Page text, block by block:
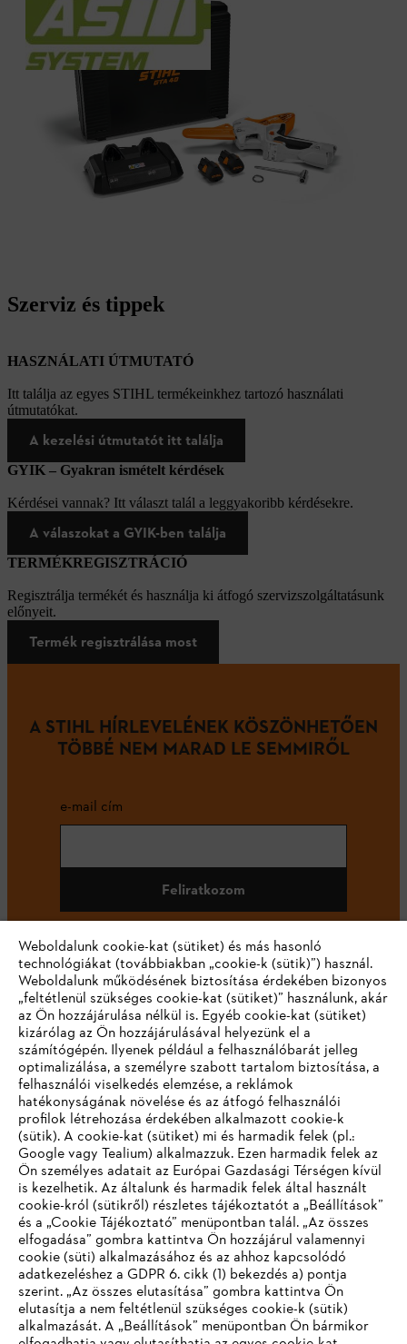
Szerviz és tippek
HASZNÁLATI ÚTMUTATÓ
Itt találja az egyes STIHL termékeinkhez tartozó használati
útmutatókat.
A kezelési útmutatót itt találja
GYIK – Gyakran ismételt kérdések
Kérdései vannak? Itt választ talál a leggyakoribb kérdésekre.
A válaszokat a GYIK-ben találja
TERMÉKREGISZTRÁCIÓ
Regisztrálja termékét és használja ki átfogó szervizszolgáltatásunk
előnyeit.
Termék regisztrálása most
A STIHL HÍRLEVELÉNEK KÖSZÖNHETŐEN
TÖBBÉ NEM MARAD LE SEMMIRŐL
e-mail cím
Feliratkozom
#STIHL
Vállalat
STIHL GYIK
Szerviz
IHR BROWSER WIRD NICHT
UNTERSTÜTZT
Weboldalunk cookie-kat (sütiket) és más hasonló
technológiákat (továbbiakban „cookie-k (sütik)”) használ.
Weboldalunk működésének biztosítása érdekében bizonyos
„feltétlenül szükséges cookie-kat (sütiket)” használunk, akár
az Ön hozzájárulása nélkül is. Egyéb cookie-kat (sütiket)
kizárólag az Ön hozzájárulásával helyezünk el a
számítógépén. Ilyenek például a felhasználóbarát jelleg
optimalizálása, a személyre szabott tartalom biztosítása, a
felhasználói viselkedés elemzése, a reklámok
hatékonyságának növelése és az átfogó felhasználói
profilok létrehozása érdekében alkalmazott cookie-k
(sütik). A cookie-kat (sütiket) mi és harmadik felek (pl.:
Google vagy Tealium) alkalmazzuk. Ezen harmadik felek az
Ön személyes adatait az Európai Gazdasági Térségen kívül
is kezelhetik. Az általunk és harmadik felek által használt
cookie-król (sütikről) részletes tájékoztatót a „Beállítások”
és a „Cookie Tájékoztató” menüpontban talál. „Az összes
elfogadása” gombra kattintva Ön hozzájárul valamennyi
cookie (süti) alkalmazásához és az ahhoz kapcsolódó
adatkezeléshez a GDPR 6. cikk (1) bekezdés a) pontja
szerint. „Az összes elutasítása” gombra kattintva Ön
elutasítja a nem feltétlenül szükséges cookie-k (sütik)
alkalmazását. A „Beállítások” menüpontban Ön bármikor